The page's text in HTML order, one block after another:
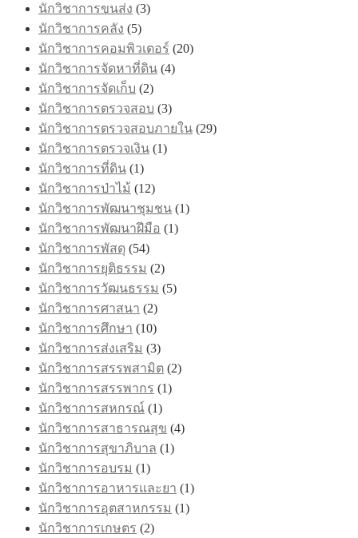
นักวิชาการขนส่ง (3)
นักวิชาการคลัง (5)
นักวิชาการคอมพิวเตอร์ (20)
นักวิชาการจัดหาที่ดิน (4)
นักวิชาการจัดเก็บ (2)
นักวิชาการตรวจสอบ (3)
นักวิชาการตรวจสอบภายใน (29)
นักวิชาการตรวจเงิน (1)
นักวิชาการที่ดิน (1)
นักวิชาการป่าไม้ (12)
นักวิชาการพัฒนาชุมชน (1)
นักวิชาการพัฒนาฝีมือ (1)
นักวิชาการพัสดุ (54)
นักวิชาการยุติธรรม (2)
นักวิชาการวัฒนธรรม (5)
นักวิชาการศาสนา (2)
นักวิชาการศึกษา (10)
นักวิชาการส่งเสริม (3)
นักวิชาการสรรพสามิต (2)
นักวิชาการสรรพากร (1)
นักวิชาการสหกรณ์ (1)
นักวิชาการสาธารณสุข (4)
นักวิชาการสุขาภิบาล (1)
นักวิชาการอบรม (1)
นักวิชาการอาหารและยา (1)
นักวิชาการอุตสาหกรรม (1)
นักวิชาการเกษตร (2)